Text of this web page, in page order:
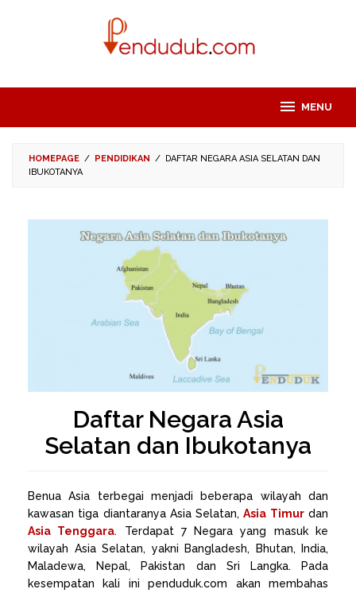
MENU
HOMEPAGE / PENDIDIKAN / DAFTAR NEGARA ASIA SELATAN DAN
IBUKOTANYA
Daftar Negara Asia
Selatan dan Ibukotanya
Benua Asia terbegai menjadi beberapa wilayah dan
kawasan tiga diantaranya Asia Selatan,Asia Timurdan
Asia Tenggara. Terdapat 7 Negara yang masuk ke
wilayah Asia Selatan, yakni Bangladesh, Bhutan, India,
Maladewa, Nepal, Pakistan dan Sri Langka. Pada
kesempatan kali ini penduduk.com akan membahas